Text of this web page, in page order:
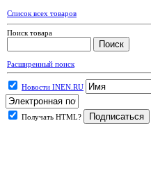
Список всех товаров
Поиск товара
Расширенный поиск
Новости INEN.RU
Получать HTML?